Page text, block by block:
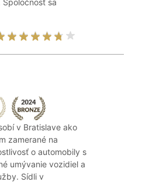
sa
v Bratislave ako
zamerané na
o automobily s
umývanie vozidiel a
Sídli v